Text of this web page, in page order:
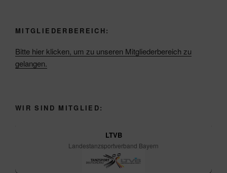
MITGLIEDERBEREICH:
Bitte hier klicken, um zu unseren Mitgliederbereich zu
gelangen.
WIR SIND MITGLIED:
LTVB
Landestanzsportverband Bayern